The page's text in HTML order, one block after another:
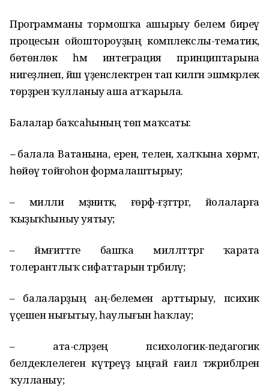
Программаны тормошҡа ашырыу белем биреү
процесын ойоштороуҙың комплекслы-тематик,
бөтөнлөк һәм интеграция принциптарына
нигеҙләнеп, йәш үҙенсәлектәренә тап килгән эшмәкәрлек
төрҙәрен ҡулланыу аша атҡарыла.
Балалар баҡсаһының төп маҡсаты:
–балала Ватанына, еренә, теленә, халҡына хөрмәт,
һөйөү тойғоһон формалаштырыу;
– милли мәҙәниәткә, ғөрәф-ғәҙәттәргә, йолаларға
ҡыҙыҡһыныу уятыу;
– йәмғиәттәге башҡа милләттәргә ҡарата
толерантлыҡ сифаттарын тәрбиәләү;
– балаларҙың аң-белемен арттырыу, психик
үҫешен нығытыу, һаулығын һаҡлау;
– ата-әсәләрҙең психологик-педагогик
белдеклелеген күтәреүҙә ыңғай ғаилә тәжрибәләрен
ҡулланыу;